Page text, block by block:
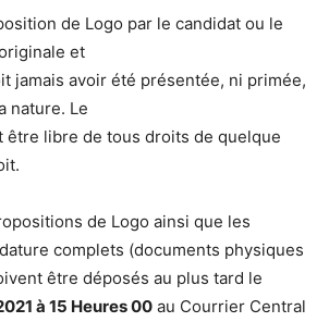
de Logo par le candidat ou le
et
jamais avoir été présentée, ni primée,
nature. Le
être libre de tous droits de quelque
de Logo ainsi que les
complets (documents physiques
être déposés au plus tard le
à 15 Heures 00 au Courrier Central